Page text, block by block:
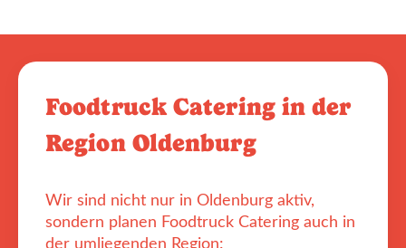
Foodtruck Catering in der
Region Oldenburg
Wir sind nicht nur in Oldenburg aktiv,
sondern planen Foodtruck Catering auch in
der umliegenden Region: